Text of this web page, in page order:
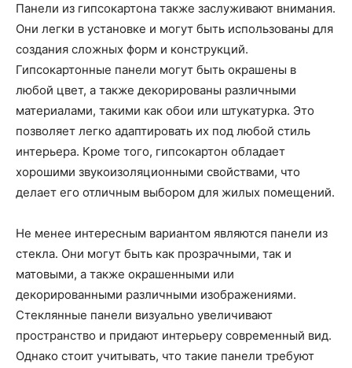
Панели из гипсокартона также заслуживают внимания.
Они легки в установке и могут быть использованы для
создания сложных форм и конструкций.
Гипсокартонные панели могут быть окрашены в
любой цвет, а также декорированы различными
материалами, такими как обои или штукатурка. Это
позволяет легко адаптировать их под любой стиль
интерьера. Кроме того, гипсокартон обладает
хорошими звукоизоляционными свойствами, что
делает его отличным выбором для жилых помещений.
Не менее интересным вариантом являются панели из
стекла. Они могут быть как прозрачными, так и
матовыми, а также окрашенными или
декорированными различными изображениями.
Стеклянные панели визуально увеличивают
пространство и придают интерьеру современный вид.
Однако стоит учитывать, что такие панели требуют